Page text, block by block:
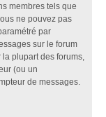
membres tels que
ne pouvez pas
par
sur le forum
plupart des forums,
(ou un
de messages.